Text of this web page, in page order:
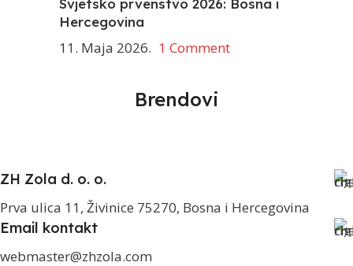
Hercegovina
11. Maja 2026. 1 Comment
Brendovi
ZH Zola d. o. o.
Prva ulica 11, Živinice 75270, Bosna i Hercegovina
Email kontakt
webmaster@zhzola.com